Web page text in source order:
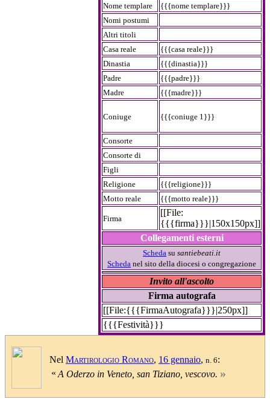
Nome templare
{{{nome templare}}}
Nomi postumi
Altri titoli
Casa reale
{{{casa reale}}}
Dinastia
{{{dinastia}}}
Padre
{{{padre}}}
Madre
{{{madre}}}
Coniuge {{{coniuge 1}}}
Consorte
Consorte di
Figli
Religione
{{{religione}}}
Motto reale
{{{motto reale}}}
Firma
[[File:
{{{firma}}}|150x150px]]
Collegamenti esterni
Scheda su santiebeati.it
Scheda nel sito della diocesi o congregazione
Invito all'ascolto
Firma autografa
[[File:{{{FirmaAutografa}}}|250px]]
{{{Festività}}}
Nel Martirologio Romano, 16 gennaio, n. 6:
« A Oderzo in Veneto, san Tiziano, vescovo. »